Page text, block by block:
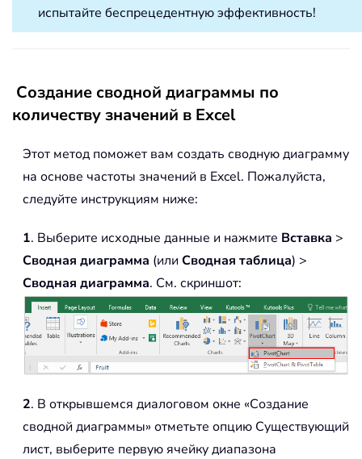
испытайте беспрецедентную эффективность!
Создание сводной диаграммы по
количеству значений в Excel
Этот метод поможет вам создать сводную диаграмму
на основе частоты значений в Excel. Пожалуйста,
следуйте инструкциям ниже:
1. Выберите исходные данные и нажмите Вставка >
Сводная диаграмма (или Сводная таблица) >
Сводная диаграмма. См. скриншот:
2. В открывшемся диалоговом окне «Создание
сводной диаграммы» отметьте опцию Существующий
лист, выберите первую ячейку диапазона